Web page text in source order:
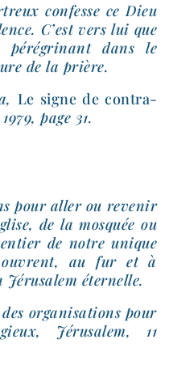
confesse ce Dieu
C’est vers lui que
péré­gri­nant dans le
de la prière.
Le signe de contra­
page 31.
pour aller ou reve­nir
de la mos­quée ou
de notre unique
au fur et à
éternelle.
orga­ni­sa­tions pour
Jérusalem, 11